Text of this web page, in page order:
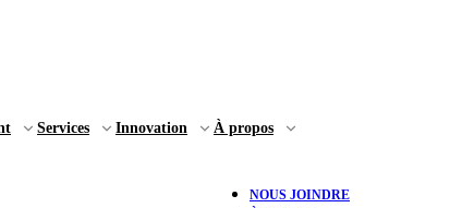
Services Innovation À propos
NOUS JOINDRE